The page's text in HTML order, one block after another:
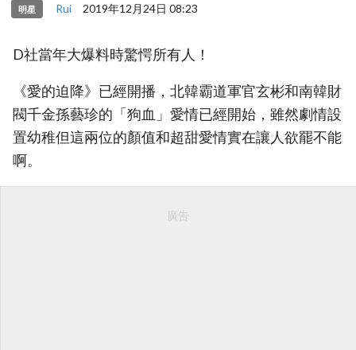
明星 Rui 2019年12月24日 08:23
D社當年大爆料時驚愕所有人！
《愛的迫降》已經開播，北韓霸道軍官玄彬和南韓財
閥千金孫藝珍的「狗血」愛情已經開始，雖然劇情設
置幼稚但這兩位的顏值和超甜愛情實在讓人欲罷不能
啊。
廣告